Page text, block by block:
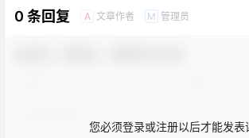
0 条回复 A 文章作者 M 管理员
您必须登录或注册以后才能发表